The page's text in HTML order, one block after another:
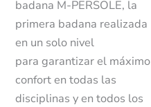
badana M-PERSOLE, la
primera badana realizada
en un solo nivel
para garantizar el máximo
confort en todas las
disciplinas y en todos los